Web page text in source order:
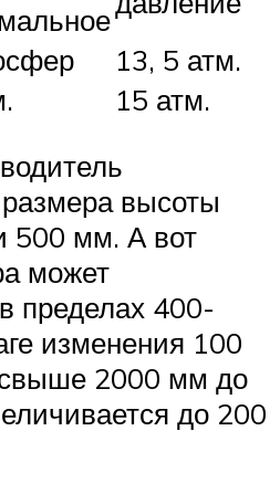
13, 5 атм.
15 атм.
высоты
500 мм. А вот
может
пределах 400-
изменения 100
2000 мм до
до 200